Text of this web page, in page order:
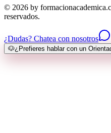
© 2026 by
reservados.
¿Dudas? Chatea con nosotros
🐶¿Prefieres hablar con un